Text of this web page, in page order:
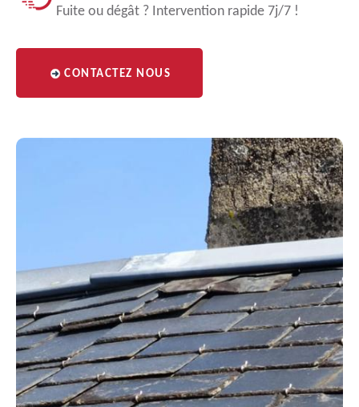
Fuite ou dégât ? Intervention rapide 7j/7 !
CONTACTEZ NOUS